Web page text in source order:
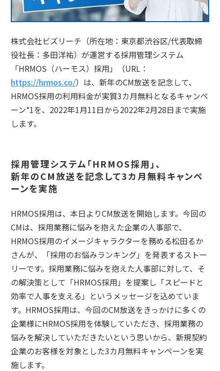
株式会社ビズリーチ（所在地：東京都渋谷区/代表取締
役社長：多田洋祐）が運営する採用管理システム
「HRMOS（ハーモス）採用」（URL：
https://hrmos.co/）は、新年のCM放送を記念して、
HRMOS採用の利用料金が実質3カ月無料となるキャンペ
ーン*1を、2022年1月11日から2022年2月28日まで実施
します。
採用管理システム「HRMOS採用」、
新年のCM放送を記念して3カ月無料キャンペ
ーンを実施
HRMOS採用は、本日よりCM放送を開始します。今回の
CMは、採用業務に悩みを抱えた企業の人事部で、
HRMOS採用のイメージキャラクターを務める松田るか
さんが、「採用のお悩みランキング」を発表するストー
リーです。採用業務に悩みを抱えた人事部に対して、そ
の解決策として「HRMOS採用」を提案し「スピードと
効率で人事を支える」というメッセージを込めていま
す。HRMOS採用は、今回のCM放送をきっかけに多くの
企業様にHRMOS採用を体験していただき、採用業務の
悩みを解決していただきたいという思いから、新規契約
企業のお客様を対象とした3カ月無料キャンペーンを実
施します。